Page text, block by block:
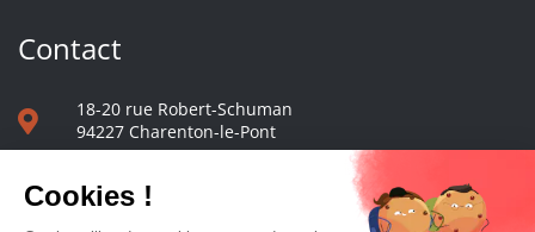
Contact
18-20 rue Robert-Schuman
94227 Charenton-le-Pont